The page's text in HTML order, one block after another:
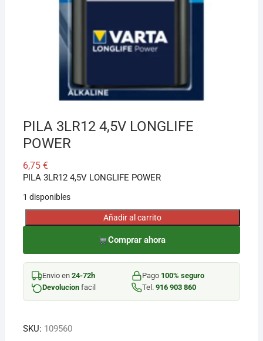
PILA 3LR12 4,5V LONGLIFE
POWER
6,75 €
PILA 3LR12 4,5V LONGLIFE POWER
1 disponibles
PILA
4,5V
LONGLIFE
POWER
cantidad
Añadir al carrito
Comprar ahora
Envio en 24-72h Pago 100% seguro
Devolucionfacil Tel. 916 903 860
SKU: 109560
¡Hola! Soy el asesor virtual de Ferretería El Arroyo.
Cuéntame qué necesitas y te ayudo a encontrarlo,
aunque no sepas el nombre exacto